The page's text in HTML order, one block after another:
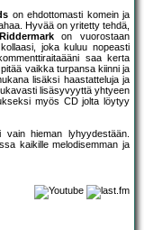
on ehdottomasti komein ja
Hyvää on yritetty tehdä,
on vuorostaan
joka kuluu nopeasti
saa kerta
vaikka turpansa kiinni ja
lisäksi haastatteluja ja
lisäsyvyyttä yhtyeen
myös CD jolta löytyy
hieman lyhyydestään.
kaikille melodisemman ja